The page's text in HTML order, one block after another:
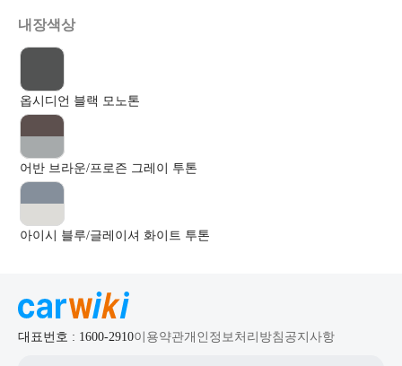
내장색상
옵시디언 블랙 모노톤
어반 브라운/프로즌 그레이 투톤
아이시 블루/글레이셔 화이트 투톤
대표번호 : 1600-2910이용약관개인정보처리방침 공지사항